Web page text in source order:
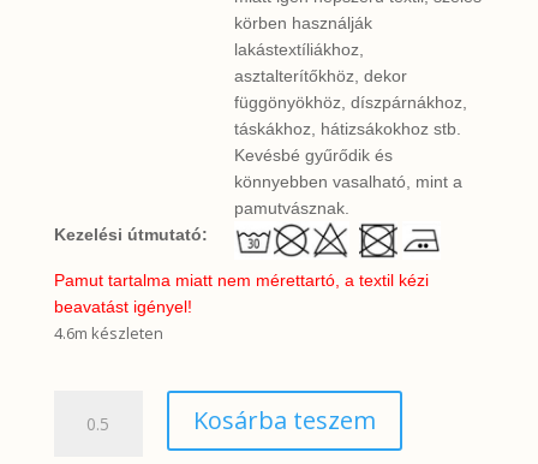
körben használják
lakástextíliákhoz,
asztalterítőkhöz, dekor
függönyökhöz, díszpárnákhoz,
táskákhoz, hátizsákokhoz stb.
Kevésbé gyűrődik és
könnyebben vasalható, mint a
pamutvásznak.
Kezelési útmutató:
Pamut tartalma miatt nem mérettartó, a textil kézi
beavatást igényel!
4.6m készleten
mennyiség
Kosárba teszem